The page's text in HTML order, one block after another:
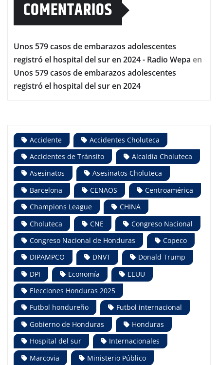
COMENTARIOS
Unos 579 casos de embarazos adolescentes
registró el hospital del sur en 2024 - Radio Wepa en
Unos 579 casos de embarazos adolescentes
registró el hospital del sur en 2024
Accidente
Accidentes Choluteca
Accidentes de Tránsito
Alcaldía Choluteca
Asesinatos
Asesinatos Choluteca
Barcelona
CENAOS
Centroamérica
Champions League
CHINA
Choluteca
CNE
Congreso Nacional
Congreso Nacional de Honduras
Copeco
DIPAMPCO
DNVT
Donald Trump
DPI
Economía
EEUU
Elecciones Honduras 2025
Futbol hondureño
Futbol internacional
Gobierno de Honduras
Honduras
Hospital del sur
Internacionales
Marcovia
Ministerio Público